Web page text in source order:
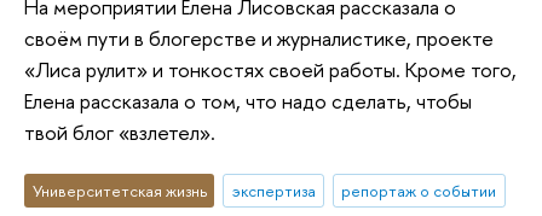
На мероприятии Елена Лисовская рассказала о
своём пути в блогерстве и журналистике, проекте
«Лиса рулит» и тонкостях своей работы. Кроме того,
Елена рассказала о том, что надо сделать, чтобы
твой блог «взлетел».
Университетская жизнь экспертиза
репортаж о событии